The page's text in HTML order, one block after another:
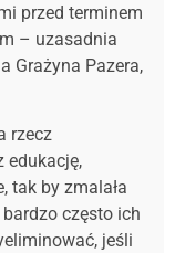
przed terminem
– uzasadnia
Grażyna Pazera,
rzecz
edukację,
tak by zmalała
często ich
jeśli